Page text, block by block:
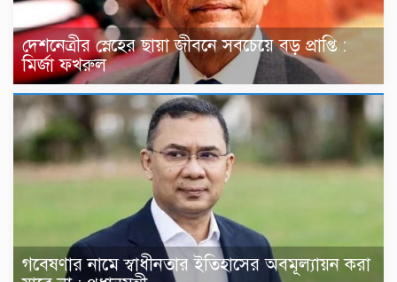
দেশনেত্রীর স্নেহের ছায়া জীবনে সবচেয়ে বড় প্রাপ্তি :
মির্জা ফখরুল
গবেষণার নামে স্বাধীনতার ইতিহাসের অবমূল্যায়ন করা